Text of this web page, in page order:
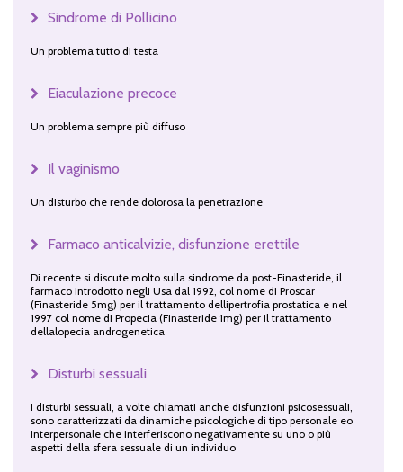
Sindrome di Pollicino
Un problema tutto di testa
Eiaculazione precoce
Un problema sempre più diffuso
Il vaginismo
Un disturbo che rende dolorosa la penetrazione
Farmaco anticalvizie, disfunzione erettile
Di recente si discute molto sulla sindrome da post-Finasteride, il
farmaco introdotto negli Usa dal 1992, col nome di Proscar
(Finasteride 5mg) per il trattamento dellipertrofia prostatica e nel
1997 col nome di Propecia (Finasteride 1mg) per il trattamento
dellalopecia androgenetica
Disturbi sessuali
I disturbi sessuali, a volte chiamati anche disfunzioni psicosessuali,
sono caratterizzati da dinamiche psicologiche di tipo personale eo
interpersonale che interferiscono negativamente su uno o più
aspetti della sfera sessuale di un individuo